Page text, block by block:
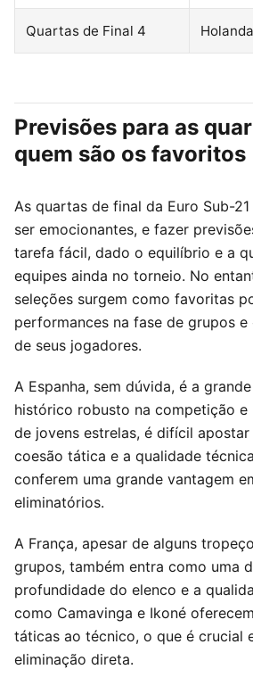
Quartas de Final 4
Previsões para as
quem são os favoritos
As quartas de final da Euro Sub-
ser emocionantes, e fazer
tarefa fácil, dado o equilíbrio e a
equipes ainda no torneio. No
seleções surgem como favoritas
performances na fase de grupos
de seus jogadores.
A Espanha, sem dúvida, é a
histórico robusto na competição e
de jovens estrelas, é difícil
coesão tática e a qualidade
conferem uma grande vantagem
eliminatórios.
A França, apesar de alguns
grupos, também entra como uma
profundidade do elenco e a
como Camavinga e Ikoné
táticas ao técnico, o que é crucial
eliminação direta.